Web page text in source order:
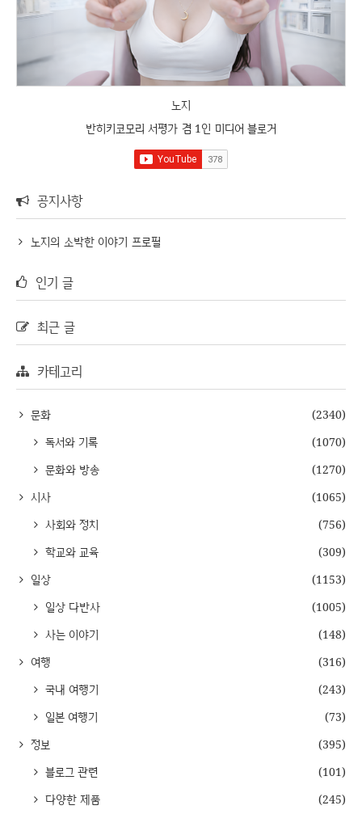
노지
반히키코모리 서평가 겸 1인 미디어 블로거
공지사항
노지의 소박한 이야기 프로필
인기 글
최근 글
카테고리
문화
(2340)
독서와 기록
(1070)
문화와 방송
(1270)
시사
(1065)
사회와 정치
(756)
학교와 교육
(309)
일상
(1153)
일상 다반사
(1005)
사는 이야기
(148)
여행
(316)
국내 여행기
(243)
일본 여행기
(73)
정보
(395)
블로그 관련
(101)
다양한 제품
(245)